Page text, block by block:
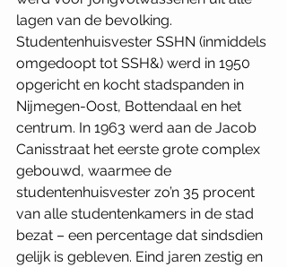
lagen van de bevolking.
Studentenhuisvester SSHN (inmiddels
omgedoopt tot SSH&) werd in 1950
opgericht en kocht stadspanden in
Nijmegen-Oost, Bottendaal en het
centrum. In 1963 werd aan de Jacob
Canisstraat het eerste grote complex
gebouwd, waarmee de
studentenhuisvester zo’n 35 procent
van alle studentenkamers in de stad
bezat – een percentage dat sindsdien
gelijk is gebleven. Eind jaren zestig en